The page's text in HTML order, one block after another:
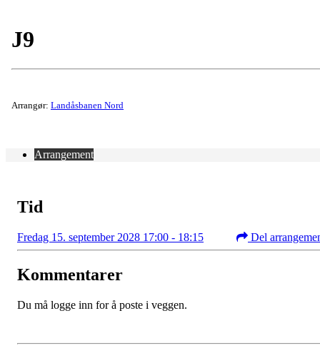
J9
Arrangør: Landåsbanen Nord
Arrangement
Tid
Fredag 15. september 2028 17:00 - 18:15 Del
Kommentarer
Du må logge inn for å poste i veggen.